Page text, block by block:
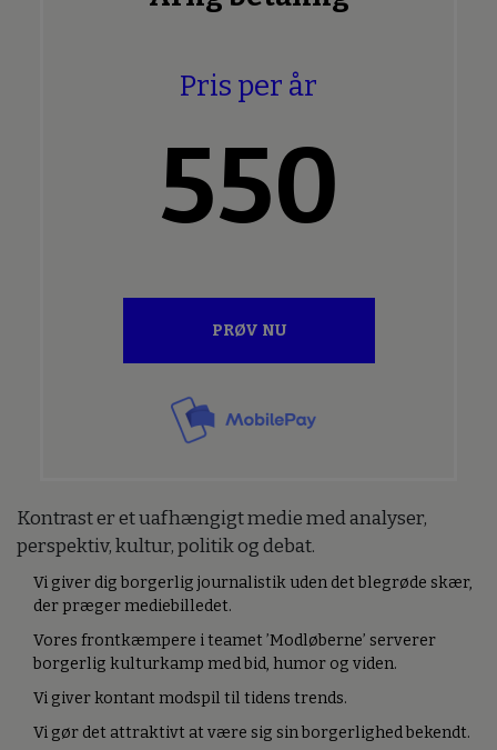
Pris per år
550
PRØV NU
Kontrast er et uafhængigt medie med analyser,
perspektiv, kultur, politik og debat.
Vi giver dig borgerlig journalistik uden det blegrøde skær,
der præger mediebilledet.
Vores frontkæmpere i teamet ’Modløberne’ serverer
borgerlig kulturkamp med bid, humor og viden.
Vi giver kontant modspil til tidens trends.
Vi gør det attraktivt at være sig sin borgerlighed bekendt.